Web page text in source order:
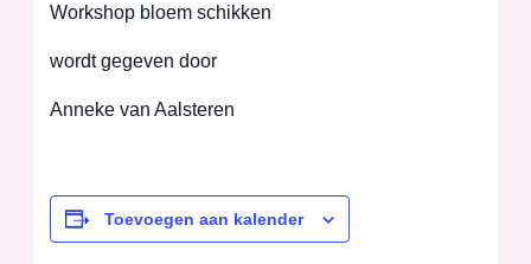
Workshop bloem schikken
wordt gegeven door
Anneke van Aalsteren
Toevoegen aan kalender